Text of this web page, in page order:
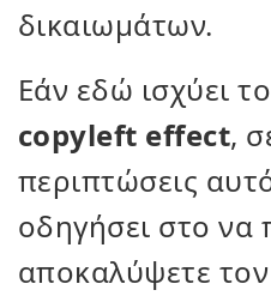
δικαιωμάτων.
Εάν εδώ ισχύει
copyleft effect,
περιπτώσεις
οδηγήσει στο να
αποκαλύψετε